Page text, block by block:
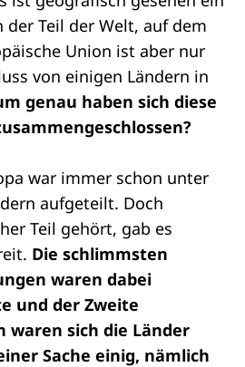
Teil der Welt, auf dem
Union ist aber nur
von einigen Ländern in
genau haben sich diese
war immer schon unter
aufgeteilt. Doch
Teil gehört, gab es
Die schlimmsten
waren dabei
und der Zweite
waren sich die Länder
Sache einig, nämlich